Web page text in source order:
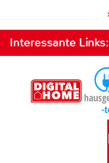
Interessante Links: